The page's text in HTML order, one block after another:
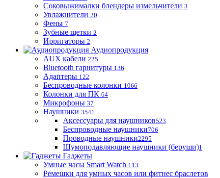
Соковыжималки блендеры измельчители 3
Увлажнители 20
Фены 7
Зубные щетки 2
Ирригаторы 2
Аудиопродукция
AUX кабели 225
Bluetooth гарнитуры 136
Адаптеры 122
Беспроводные колонки 1066
Колонки для ПК 64
Микрофоны 37
Наушники 3541
Аксессуары для наушников523
Беспроводные наушники706
Проводные наушники2295
Шумоподавляющие наушники (беруши)1
Гаджеты
Умные часы Smart Watch 113
Ремешки для умных часов или фитнес браслетов